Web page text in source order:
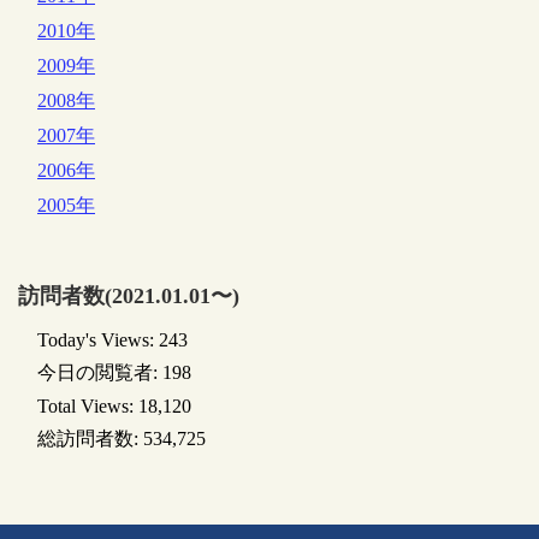
2010年
2009年
2008年
2007年
2006年
2005年
訪問者数(2021.01.01〜)
Today's Views: 243
今日の閲覧者: 198
Total Views: 18,120
総訪問者数: 534,725